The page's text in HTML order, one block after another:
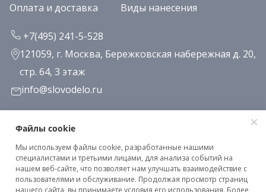
Оплата и доставка
Виды нанесения
+7(495) 241-5-528
121059, г. Москва, Бережковская набережная д. 20,
стр. 64, 3 этаж
info@slovodelo.ru
Заказать звонок
Подписаться на рассылку
Файлы cookie
Мы используем файлы cookie, разработанные нашими
специалистами и третьими лицами, для анализа событий на
нашем веб-сайте, что позволяет нам улучшать взаимодействие с
пользователями и обслуживание. Продолжая просмотр страниц
нашего сайта, вы принимаете условия его использования. Более